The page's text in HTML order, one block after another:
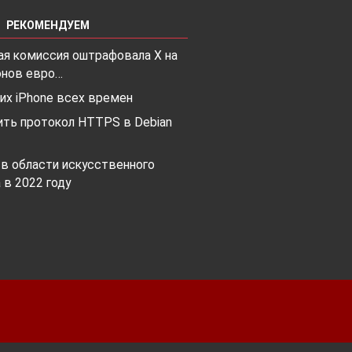
РЕКОМЕНДУЕМ
комиссия оштрафовала X на
евро…
iPhone всех времен
протокол HTTPS в Debian
области искусственного
в 2022 году